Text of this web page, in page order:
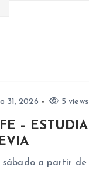
31, 2026 5 views
–
sábado a partir de